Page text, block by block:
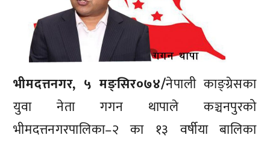
भीमदत्तनगर, ५ मङ्सिर०७४/नेपाली काङ्ग्रेसका
युवा नेता गगन थापाले कञ्चनपुरको
भीमदत्तनगरपालिका–२ का १३ वर्षीया बालिका